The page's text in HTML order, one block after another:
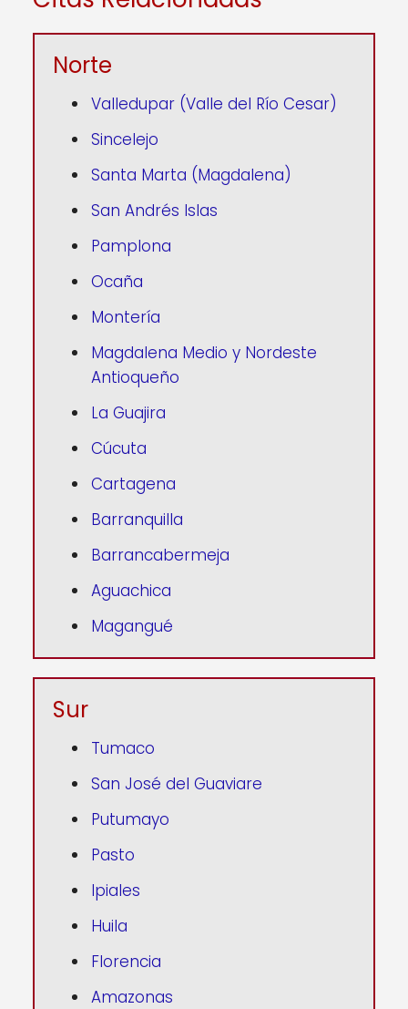
Norte
Valledupar (Valle del Río Cesar)
Sincelejo
Santa Marta (Magdalena)
San Andrés Islas
Pamplona
Ocaña
Montería
Magdalena Medio y Nordeste
Antioqueño
La Guajira
Cúcuta
Cartagena
Barranquilla
Barrancabermeja
Aguachica
Magangué
Sur
Tumaco
San José del Guaviare
Putumayo
Pasto
Ipiales
Huila
Florencia
Amazonas